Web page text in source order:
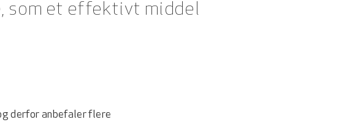
som et effektivt middel
derfor anbefaler flere